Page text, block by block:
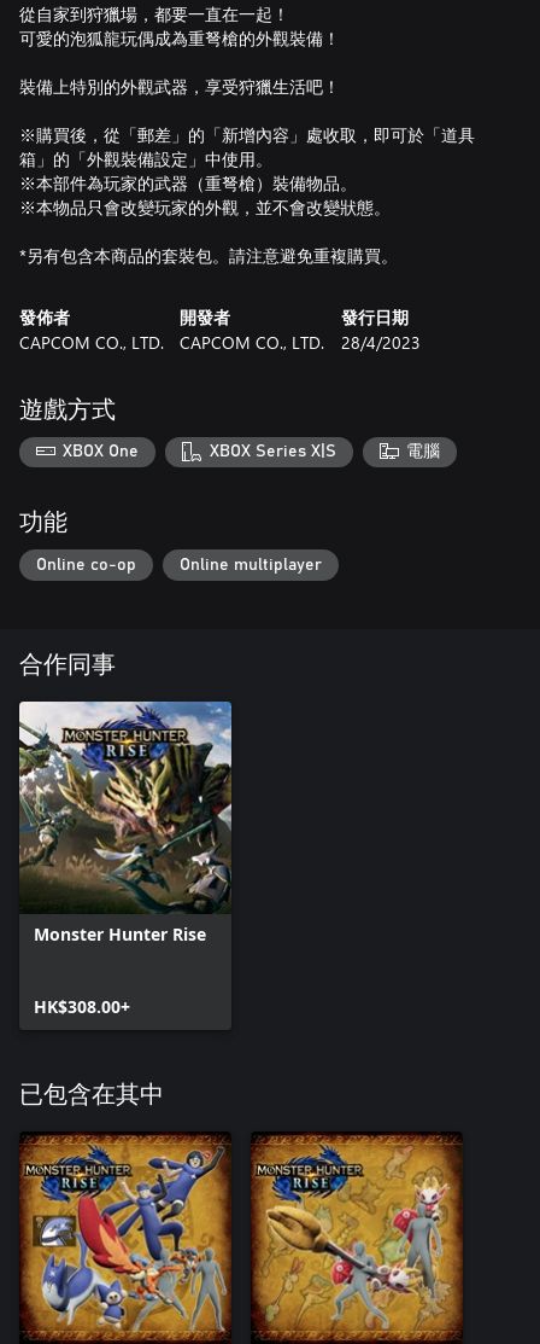
從自家到狩獵場，都要一直在一起！
可愛的泡狐龍玩偶成為重弩槍的外觀裝備！
裝備上特別的外觀武器，享受狩獵生活吧！
※購買後，從「郵差」的「新增內容」處收取，即可於「道具
箱」的「外觀裝備設定」中使用。
※本部件為玩家的武器（重弩槍）裝備物品。
※本物品只會改變玩家的外觀，並不會改變狀態。
*另有包含本商品的套裝包。請注意避免重複購買。
發佈者
CAPCOM CO., LTD.
開發者
CAPCOM CO., LTD.
發行日期
28/4/2023
遊戲方式
XBOX One XBOX Series X|S 電腦
功能
Online co-op Online multiplayer
合作同事
Monster Hunter Rise
HK$308.00+
已包含在其中